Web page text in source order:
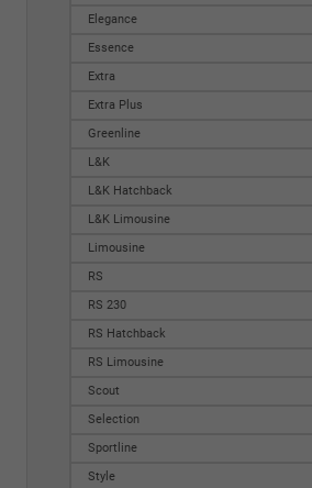
Elegance
Essence
Extra
Extra Plus
Greenline
L&K
L&K Hatchback
L&K Limousine
Limousine
RS
RS 230
RS Hatchback
RS Limousine
Scout
Selection
Sportline
Style